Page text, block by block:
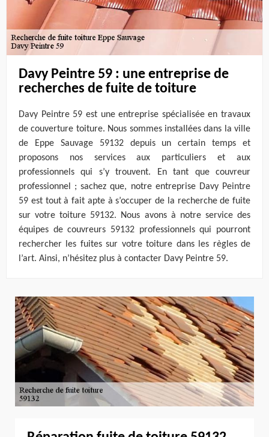
Davy Peintre 59 : une entreprise de
recherches de fuite de toiture
Davy Peintre 59 est une entreprise spécialisée en travaux
de couverture toiture. Nous sommes installées dans la ville
de Eppe Sauvage 59132 depuis un certain temps et
proposons nos services aux particuliers et aux
professionnels qui s’y trouvent. En tant que couvreur
professionnel ; sachez que, notre entreprise Davy Peintre
59 est tout à fait apte à s’occuper de la recherche de fuite
sur votre toiture 59132. Nous avons à notre service des
équipes de couvreurs 59132 professionnels qui pourront
rechercher les fuites sur votre toiture dans les règles de
l’art. Ainsi, n’hésitez plus à contacter Davy Peintre 59.